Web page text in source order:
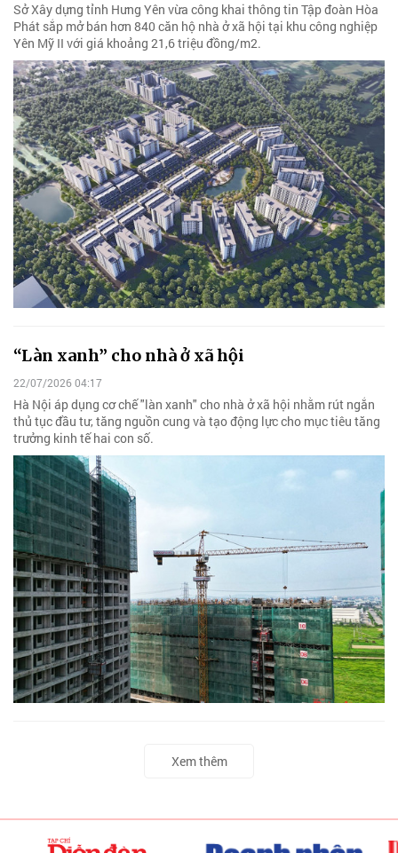
Sở Xây dựng tỉnh Hưng Yên vừa công khai thông tin Tập đoàn Hòa
Phát sắp mở bán hơn 840 căn hộ nhà ở xã hội tại khu công nghiệp
Yên Mỹ II với giá khoảng 21,6 triệu đồng/m2.
“Làn xanh” cho nhà ở xã hội
22/07/2026 04:17
Hà Nội áp dụng cơ chế "làn xanh" cho nhà ở xã hội nhằm rút ngắn
thủ tục đầu tư, tăng nguồn cung và tạo động lực cho mục tiêu tăng
trưởng kinh tế hai con số.
Xem thêm